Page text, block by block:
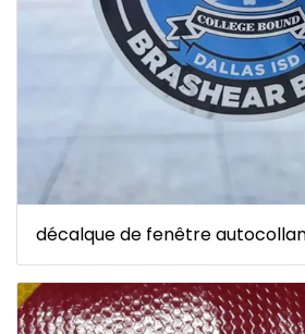
décalque de fenêtre